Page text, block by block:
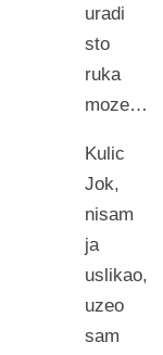
uradi
sto
ruka
moze…
Kulic
Jok,
nisam
ja
uslikao,
uzeo
sam